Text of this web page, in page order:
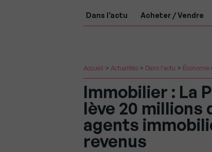
Dans l’actu Acheter / Vendre
Accueil > Actualités > Dans l'actu > Économie
Immobilier : La
lève 20 millions
agents
revenus